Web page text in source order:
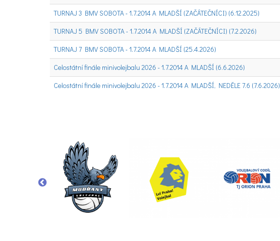
TURNAJ 3 BMV SOBOTA - 1.7.2014 A MLADŠÍ (ZAČÁTEČNÍCI) (6.12.2025)
TURNAJ 5 BMV SOBOTA - 1.7.2014 A MLADŠÍ (ZAČÁTEČNÍCI) (7.2.2026)
TURNAJ 7 BMV SOBOTA - 1.7.2014 A MLADŠÍ (25.4.2026)
Celostátní finále minivolejbalu 2026 - 1.7.2014 A MLADŠÍ (6.6.2026)
Celostátní finále minivolejbalu 2026 - 1.7.2014 A MLADŠÍ, NEDĚLE 7.6 (7.6.2026)